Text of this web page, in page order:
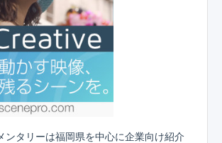
ンタリーは福岡県を中心に企業向け紹介